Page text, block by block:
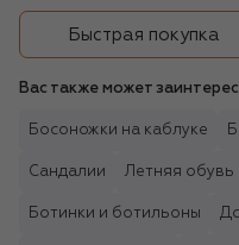
Быстрая покупка
Вас также может
Босоножки на каблуке
Сандалии Летняя обувь
Ботинки и ботильоны